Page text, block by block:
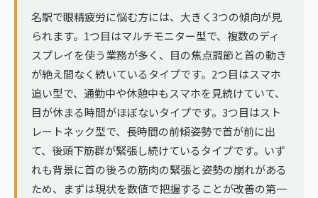
名駅で眼精疲労に悩む方には、大きく3つの傾向が見
られます。1つ目はマルチモニター型で、複数のディ
スプレイを使う業務が多く、目の焦点調節と首の動き
が絶え間なく続いているタイプです。2つ目はスマホ
追い型で、通勤中や休憩中もスマホを見続けていて、
目が休まる時間がほぼないタイプです。3つ目はスト
レートネック型で、長時間の前傾姿勢で首が前に出
て、後頭下筋群が緊張し続けているタイプです。いず
れも背景に首の後ろの筋肉の緊張と姿勢の崩れがある
ため、まずは現状を数値で把握することが改善の第一